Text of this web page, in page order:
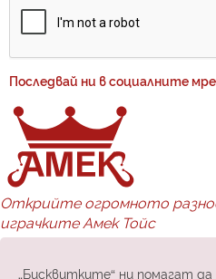
Последвай ни в социалните
Открийте огромното
играчките Амек Тойс
Доставка и плащане:
„Бисквитките“ ни помагат